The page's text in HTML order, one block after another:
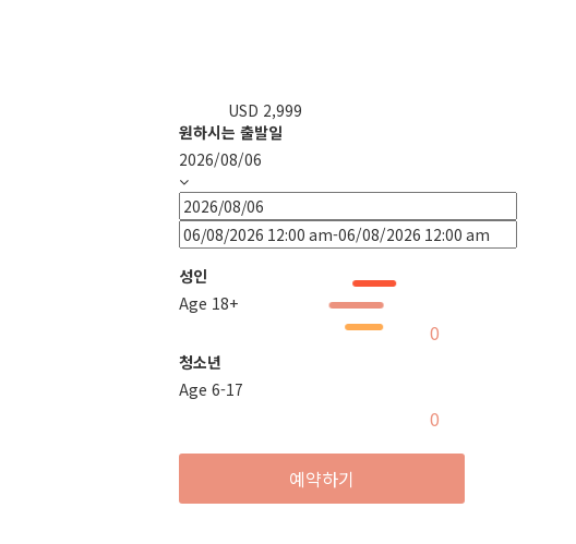
USD 2,999
원하시는 출발일
2026/08/06
성인
Age 18+
청소년
Age 6-17
예약하기